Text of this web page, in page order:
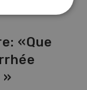
«Que
»